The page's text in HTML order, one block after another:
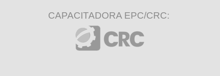
CAPACITADORA EPC/CRC: